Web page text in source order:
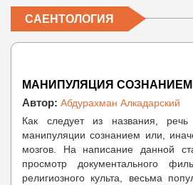
САЕНТОЛОГИЯ
МАНИПУЛЯЦИЯ СОЗНАНИЕМ
Автор: Абдурахман Алкадарский
Как следует из названия,
манипуляции сознанием или,
мозгов. На написание данной
просмотр документального
религиозного культа, весьма